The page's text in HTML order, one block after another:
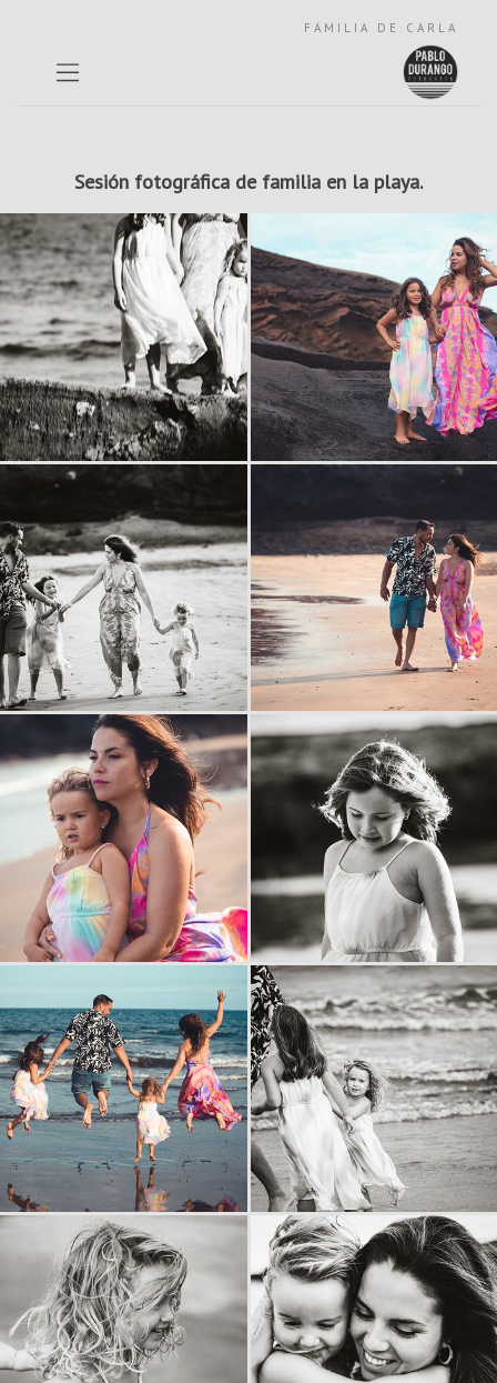
FAMILIA DE CARLA
Sesión fotográfica de familia en la playa.